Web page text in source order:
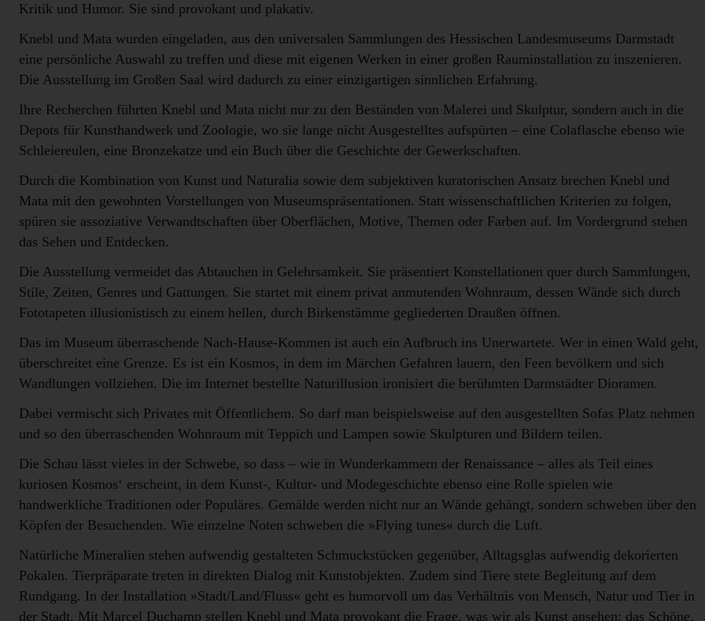
Kritik und Humor. Sie sind provokant und plakativ.
Knebl und Mata wurden eingeladen, aus den universalen Sammlungen des Hessischen Landesmuseums Darmstadt
eine persönliche Auswahl zu treffen und diese mit eigenen Werken in einer großen Rauminstallation zu inszenieren.
Die Ausstellung im Großen Saal wird dadurch zu einer einzigartigen sinnlichen Erfahrung.
Ihre Recherchen führten Knebl und Mata nicht nur zu den Beständen von Malerei und Skulptur, sondern auch in die
Depots für Kunsthandwerk und Zoologie, wo sie lange nicht Ausgestelltes aufspürten – eine Colaflasche ebenso wie
Schleiereulen, eine Bronzekatze und ein Buch über die Geschichte der Gewerkschaften.
Durch die Kombination von Kunst und Naturalia sowie dem subjektiven kuratorischen Ansatz brechen Knebl und
Mata mit den gewohnten Vorstellungen von Museumspräsentationen. Statt wissenschaftlichen Kriterien zu folgen,
spüren sie assoziative Verwandtschaften über Oberflächen, Motive, Themen oder Farben auf. Im Vordergrund stehen
das Sehen und Entdecken.
Die Ausstellung vermeidet das Abtauchen in Gelehrsamkeit. Sie präsentiert Konstellationen quer durch Sammlungen,
Stile, Zeiten, Genres und Gattungen. Sie startet mit einem privat anmutenden Wohnraum, dessen Wände sich durch
Fototapeten illusionistisch zu einem hellen, durch Birkenstämme gegliederten Draußen öffnen.
Das im Museum überraschende Nach-Hause-Kommen ist auch ein Aufbruch ins Unerwartete. Wer in einen Wald geht,
überschreitet eine Grenze. Es ist ein Kosmos, in dem im Märchen Gefahren lauern, den Feen bevölkern und sich
Wandlungen vollziehen. Die im Internet bestellte Naturillusion ironisiert die berühmten Darmstädter Dioramen.
Dabei vermischt sich Privates mit Öffentlichem. So darf man beispielsweise auf den ausgestellten Sofas Platz nehmen
und so den überraschenden Wohnraum mit Teppich und Lampen sowie Skulpturen und Bildern teilen.
Die Schau lässt vieles in der Schwebe, so dass – wie in Wunderkammern der Renaissance – alles als Teil eines
kuriosen Kosmos‘ erscheint, in dem Kunst-, Kultur- und Modegeschichte ebenso eine Rolle spielen wie
handwerkliche Traditionen oder Populäres. Gemälde werden nicht nur an Wände gehängt, sondern schweben über den
Köpfen der Besuchenden. Wie einzelne Noten schweben die »Flying tunes« durch die Luft.
Natürliche Mineralien stehen aufwendig gestalteten Schmuckstücken gegenüber, Alltagsglas aufwendig dekorierten
Pokalen. Tierpräparate treten in direkten Dialog mit Kunstobjekten. Zudem sind Tiere stete Begleitung auf dem
Rundgang. In der Installation »Stadt/Land/Fluss« geht es humorvoll um das Verhältnis von Mensch, Natur und Tier in
der Stadt. Mit Marcel Duchamp stellen Knebl und Mata provokant die Frage, was wir als Kunst ansehen: das Schöne,